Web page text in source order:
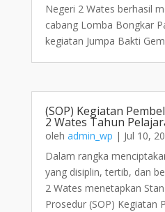
Negeri 2 Wates berhasil
cabang Lomba Bongkar
kegiatan Jumpa Bakti
(SOP) Kegiatan
2 Wates Tahun
oleh admin_wp | Jul 10,
Dalam rangka
yang disiplin, tertib, dan
2 Wates menetapkan
Prosedur (SOP) Kegiatan